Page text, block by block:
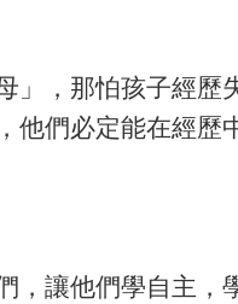
，那怕孩子經
們必定能在經
讓他們學自主，